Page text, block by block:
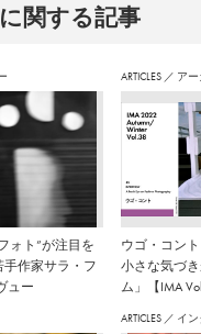
関する記事
ォト”が注目を
作家サラ・フ
ュー
ARTICLES ／ ア
ウゴ・コン
小さな気づ
ム」【IMA
ARTICLES ／ イ